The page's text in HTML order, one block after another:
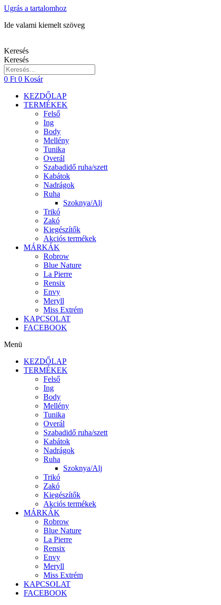
Ugrás a tartalomhoz
Ide valami kiemelt szöveg
Keresés
Keresés
0 Ft 0 Kosár
KEZDŐLAP
TERMÉKEK
Felső
Ing
Body
Mellény
Tunika
Overál
Szabadidő ruha/szett
Kabátok
Nadrágok
Ruha
Szoknya/Alj
Trikó
Zakó
Kiegészítők
Akciós termékek
MÁRKÁK
Robrow
Blue Nature
La Pierre
Rensix
Envy
Meryll
Miss Extrém
KAPCSOLAT
FACEBOOK
Menü
KEZDŐLAP
TERMÉKEK
Felső
Ing
Body
Mellény
Tunika
Overál
Szabadidő ruha/szett
Kabátok
Nadrágok
Ruha
Szoknya/Alj
Trikó
Zakó
Kiegészítők
Akciós termékek
MÁRKÁK
Robrow
Blue Nature
La Pierre
Rensix
Envy
Meryll
Miss Extrém
KAPCSOLAT
FACEBOOK